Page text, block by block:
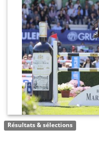
Résultats & sélections